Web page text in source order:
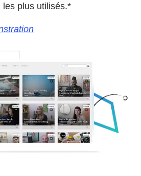
plus utilisés.*